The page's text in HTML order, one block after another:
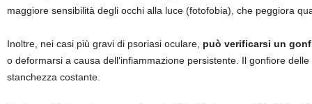
maggiore sensibilità degli occhi alla luce (fotofobia), che peggiora
Inoltre, nei casi più gravi di psoriasi oculare, può verificarsi un
o deformarsi a causa dell’infiammazione persistente. Il gonfiore
stanchezza costante.